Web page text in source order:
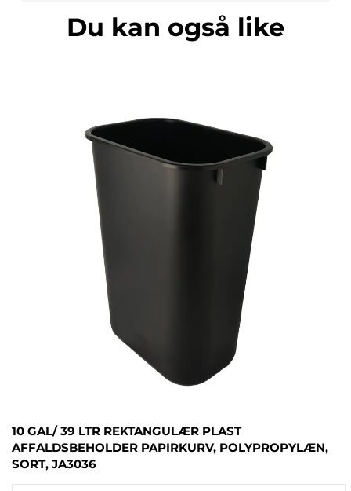
Du kan også like
10 GAL/ 39 LTR REKTANGULÆR PLAST
AFFALDSBEHOLDER PAPIRKURV, POLYPROPYLÆN,
SORT, JA3036